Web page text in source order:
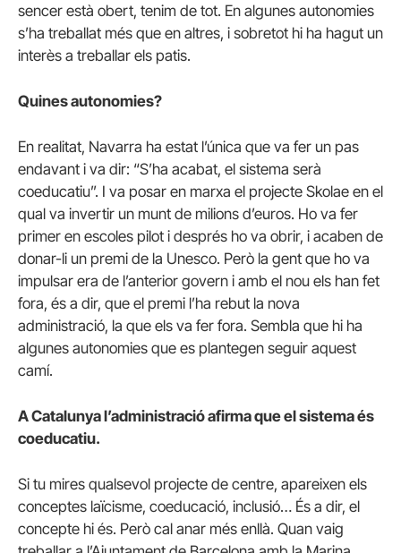
sencer està obert, tenim de tot. En algunes autonomies
s’ha treballat més que en altres, i sobretot hi ha hagut un
interès a treballar els patis.
Quines autonomies?
En realitat, Navarra ha estat l’única que va fer un pas
endavant i va dir: “S’ha acabat, el sistema serà
coeducatiu”. I va posar en marxa el projecte Skolae en el
qual va invertir un munt de milions d’euros. Ho va fer
primer en escoles pilot i després ho va obrir, i acaben de
donar-li un premi de la Unesco. Però la gent que ho va
impulsar era de l’anterior govern i amb el nou els han fet
fora, és a dir, que el premi l’ha rebut la nova
administració, la que els va fer fora. Sembla que hi ha
algunes autonomies que es plantegen seguir aquest
camí.
A Catalunya l’administració afirma que el sistema és
coeducatiu.
Si tu mires qualsevol projecte de centre, apareixen els
conceptes laïcisme, coeducació, inclusió… És a dir, el
concepte hi és. Però cal anar més enllà. Quan vaig